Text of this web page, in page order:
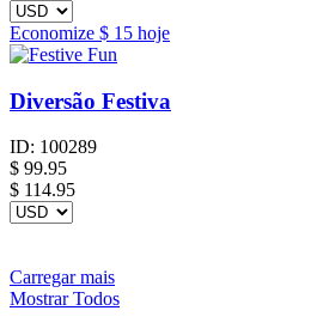
Economize $ 15 hoje
Diversão Festiva
ID: 100289
$ 99.95
$ 114.95
Carregar mais
Mostrar Todos